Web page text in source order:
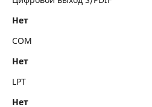
Нет
COM
Нет
LPT
Нет